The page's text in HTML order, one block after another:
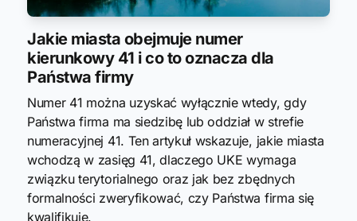
Jakie miasta obejmuje numer
kierunkowy 41 i co to oznacza dla
Państwa firmy
Numer 41 można uzyskać wyłącznie wtedy, gdy
Państwa firma ma siedzibę lub oddział w strefie
numeracyjnej 41. Ten artykuł wskazuje, jakie miasta
wchodzą w zasięg 41, dlaczego UKE wymaga
związku terytorialnego oraz jak bez zbędnych
formalności zweryfikować, czy Państwa firma się
kwalifikuje.